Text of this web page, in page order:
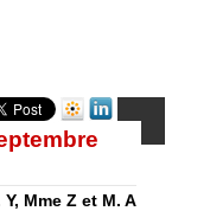
Y, Mme Z et M. A